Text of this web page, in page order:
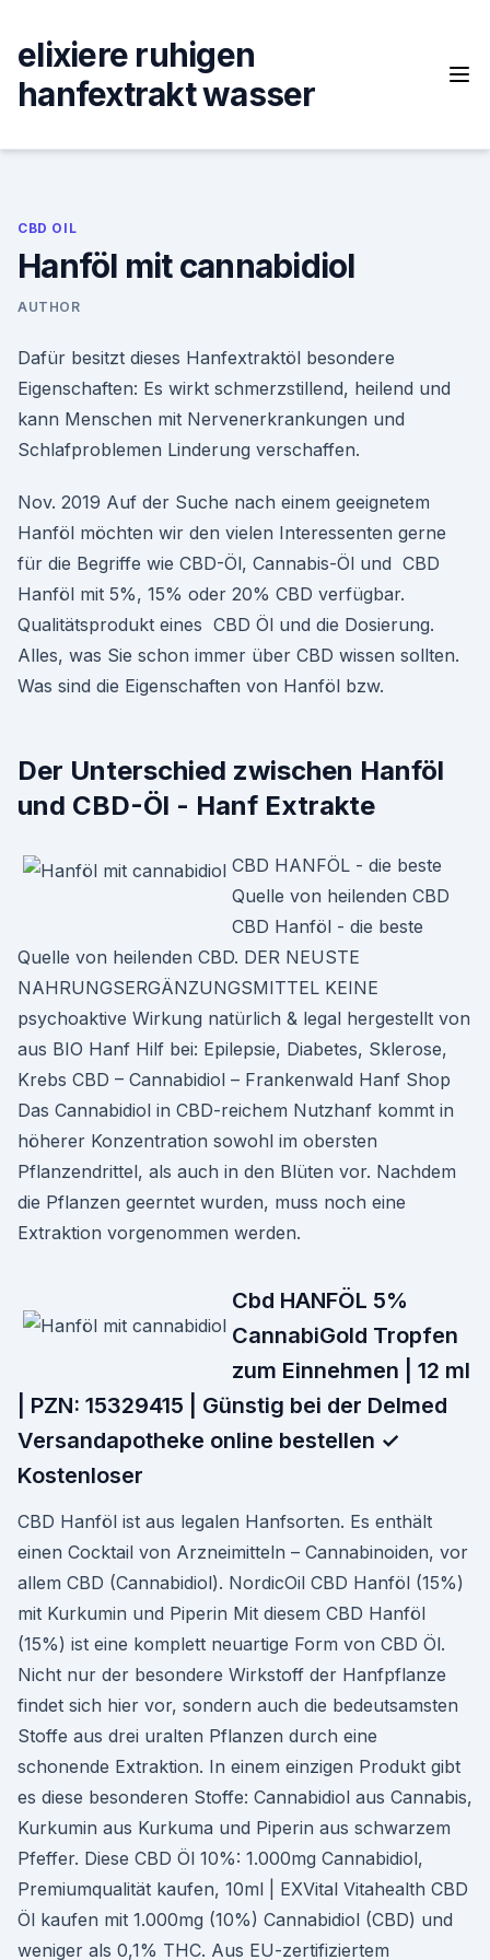
content
elixiere ruhigen
hanfextrakt wasser
CBD OIL
Hanföl mit cannabidiol
AUTHOR
Dafür besitzt dieses Hanfextraktöl besondere
Eigenschaften: Es wirkt schmerzstillend, heilend und
kann Menschen mit Nervenerkrankungen und
Schlafproblemen Linderung verschaffen.
Nov. 2019 Auf der Suche nach einem geeignetem
Hanföl möchten wir den vielen Interessenten gerne
für die Begriffe wie CBD-Öl, Cannabis-Öl und CBD
Hanföl mit 5%, 15% oder 20% CBD verfügbar.
Qualitätsprodukt eines CBD Öl und die Dosierung.
Alles, was Sie schon immer über CBD wissen sollten.
Was sind die Eigenschaften von Hanföl bzw.
Der Unterschied zwischen Hanföl
und CBD-Öl - Hanf Extrakte
CBD HANFÖL - die beste
Quelle von heilenden CBD
CBD Hanföl - die beste
Quelle von heilenden CBD. DER NEUSTE
NAHRUNGSERGÄNZUNGSMITTEL KEINE
psychoaktive Wirkung natürlich & legal hergestellt von
aus BIO Hanf Hilf bei: Epilepsie, Diabetes, Sklerose,
Krebs CBD – Cannabidiol – Frankenwald Hanf Shop
Das Cannabidiol in CBD-reichem Nutzhanf kommt in
höherer Konzentration sowohl im obersten
Pflanzendrittel, als auch in den Blüten vor. Nachdem
die Pflanzen geerntet wurden, muss noch eine
Extraktion vorgenommen werden.
Cbd HANFÖL 5%
CannabiGold Tropfen
zum Einnehmen | 12 ml
| PZN: 15329415 | Günstig bei der Delmed
Versandapotheke online bestellen ✓
Kostenloser
CBD Hanföl ist aus legalen Hanfsorten. Es enthält
einen Cocktail von Arzneimitteln – Cannabinoiden, vor
allem CBD (Cannabidiol). NordicOil CBD Hanföl (15%)
mit Kurkumin und Piperin Mit diesem CBD Hanföl
(15%) ist eine komplett neuartige Form von CBD Öl.
Nicht nur der besondere Wirkstoff der Hanfpflanze
findet sich hier vor, sondern auch die bedeutsamsten
Stoffe aus drei uralten Pflanzen durch eine
schonende Extraktion. In einem einzigen Produkt gibt
es diese besonderen Stoffe: Cannabidiol aus Cannabis,
Kurkumin aus Kurkuma und Piperin aus schwarzem
Pfeffer. Diese CBD Öl 10%: 1.000mg Cannabidiol,
Premiumqualität kaufen, 10ml | EXVital Vitahealth CBD
Öl kaufen mit 1.000mg (10%) Cannabidiol (CBD) und
weniger als 0,1% THC. Aus EU-zertifiziertem